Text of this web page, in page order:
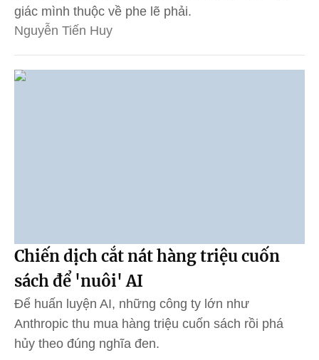
giác mình thuộc về phe lẽ phải.
Nguyễn Tiến Huy
Chiến dịch cắt nát hàng triệu cuốn
sách để 'nuôi' AI
Để huấn luyện AI, những công ty lớn như
Anthropic thu mua hàng triệu cuốn sách rồi phá
hủy theo đúng nghĩa đen.